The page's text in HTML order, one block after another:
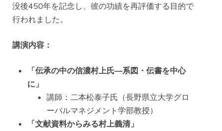
没後450年を記念し、彼の功績を再評価する目的で
行われました。
講演内容：
「伝承の中の信濃村上氏―系図・伝書を中心
に」
講師：二本松泰子氏（長野県立大学グロ
ーバルマネジメント学部教授）
「文献資料からみる村上義清」